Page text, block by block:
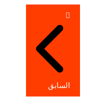
تصفّح
المقالات
السابق